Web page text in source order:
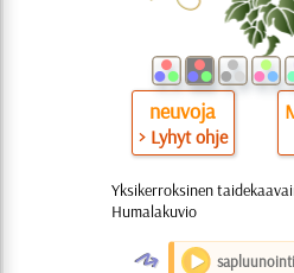
neuvoja
> Lyhyt ohje
Yksikerroksinen
Humalakuvio
O